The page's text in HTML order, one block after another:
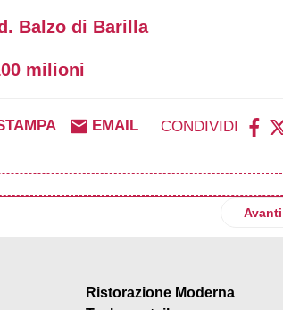
Balzo di Barilla
milioni
EMAIL CONDIVIDI
nel primo trimestre 2026 Avanti
Ristorazione Moderna